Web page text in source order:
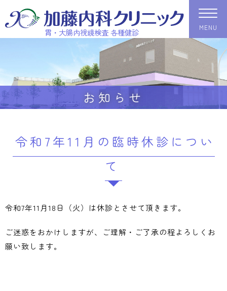
胃・大腸内視鏡検査 各種健診 MENU
お知らせ
令和7年11月の臨時休診につい
て
令和7年11月18日（火）は休診とさせて頂きます。
ご迷惑をおかけしますが、ご理解・ご了承の程よろしくお
願い致します。